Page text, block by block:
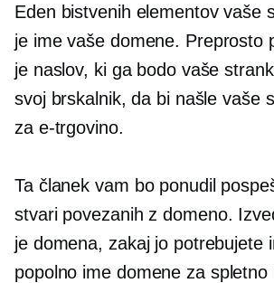
Eden bistvenih elementov vaše
je ime vaše domene. Preprosto
je naslov, ki ga bodo vaše
svoj brskalnik, da bi našle vaše
za e-trgovino.
Ta članek vam bo ponudil
stvari povezanih z domeno.
je domena, zakaj jo potrebujete
popolno ime domene za